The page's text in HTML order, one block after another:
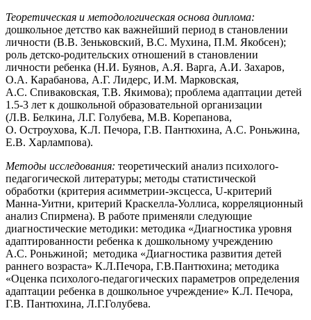
Теоретическая и методологическая основа диплома:
дошкольное детство как важнейший период в становлении
личности (В.В. Зеньковский, В.С. Мухина, П.М. Якобсен);
роль детско-родительских отношений в становлении
личности ребенка (Н.И. Буянов, А.Я. Варга, А.И. Захаров,
О.А. Карабанова, А.Г. Лидерс, И.М. Марковская,
А.С. Спиваковская, Т.В. Якимова); проблема адаптации детей
1.5-3 лет к дошкольной образовательной организации
(Л.В. Белкина, Л.Г. Голубева, М.В. Корепанова,
О. Остроухова, К.Л. Печора, Г.В. Пантюхина, А.С. Роньжина,
Е.В. Харлампова).
Методы исследования: теоретический анализ психолого-
педагогической литературы; методы статистической
обработки (критерия асимметрии-эксцесса, U-критерий
Манна-Уитни, критерий Краскелла-Уоллиса, корреляционный
анализ Спирмена). В работе применяли следующие
диагностические методики: методика «Диагностика уровня
адаптированности ребенка к дошкольному учреждению
А.С. Роньжиной; методика «Диагностика развития детей
раннего возраста» К.Л.Печора, Г.В.Пантюхина; методика
«Оценка психолого-педагогических параметров определения
адаптации ребенка в дошкольное учреждение» К.Л. Печора,
Г.В. Пантюхина, Л.Г.Голубева.